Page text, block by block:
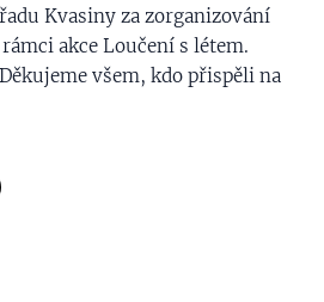
Kvasiny za zorganizování
akce Loučení s létem.
všem, kdo přispěli na